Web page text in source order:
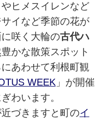
ヒメスイレンなど
イなど季節の花が
咲く大輪の古代ハ
かな散策スポット
あわせて利根町観
WEEK 」が開催
わいます。
づきますと町のイ